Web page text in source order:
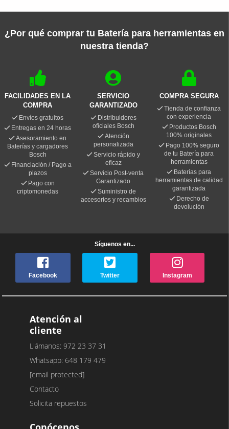
¿Por qué comprar tu Batería para herramientas en
nuestra tienda?
FACILIDADES EN LA
COMPRA
Envíos gratuitos
Entregas en 24 horas
Asesoramiento en
Baterías y cargadores
Bosch
Financiación / Pago a
plazos
Pago con
criptomonedas
SERVICIO
GARANTIZADO
Distribuidores
oficiales Bosch
Atención
personalizada
Servicio rápido y
eficaz
Servicio Post-venta
Garantizado
Suministro de
accesorios y recambios
COMPRA SEGURA
Tienda de confianza
con experiencia
Productos Bosch
100% originales
Pago 100% seguro
de tu Batería para
herramientas
Baterías para
herramientas de calidad
garantizada
Derecho de
devolución
Síguenos en...
Facebook Twitter Instagram
Atención al
cliente
Llámanos: 972 23 37 31
Whatsapp: 648 179 479
[email protected]
Contacto
Solicita repuestos